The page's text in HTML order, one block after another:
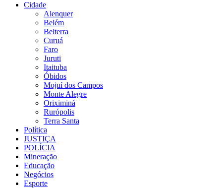
Cidade
Alenquer
Belém
Belterra
Curuá
Faro
Juruti
Itaituba
Óbidos
Mojuí dos Campos
Monte Alegre
Oriximiná
Rurópolis
Terra Santa
Política
JUSTIÇA
POLÍCIA
Mineração
Educação
Negócios
Esporte